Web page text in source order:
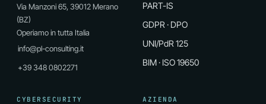
Via Manzoni 65, 39012 Merano
(BZ)
Operiamo in tutta Italia
info@pl-consulting.it
+39 348 0802271
PART-IS
GDPR · DPO
UNI/PdR 125
BIM · ISO 19650
CYBERSECURITY AZIENDA